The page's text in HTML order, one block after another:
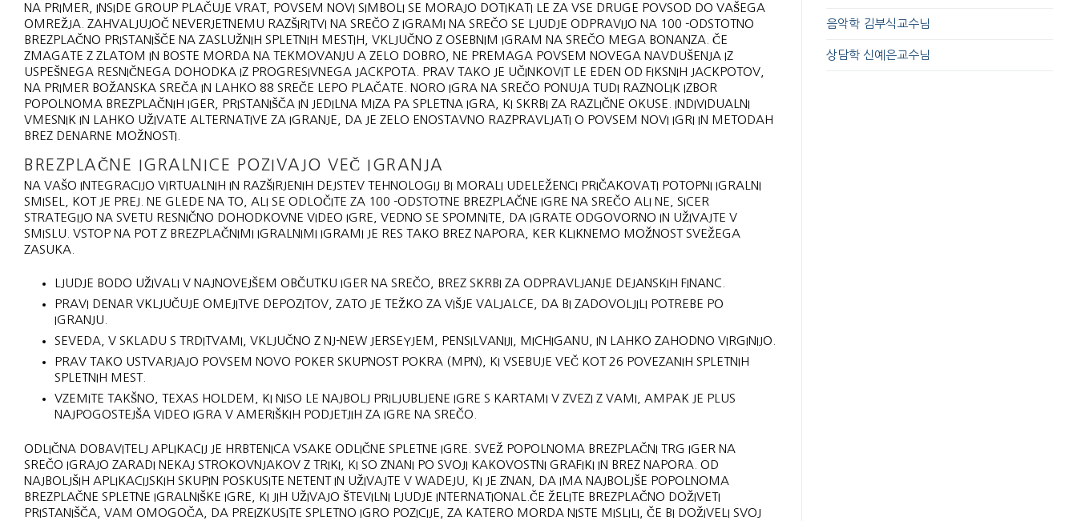
NA PRIMER, INSIDE GROUP PLAČUJE VRAT, POVSEM NOVI SIMBOLI SE MORAJO DOTIKATI LE ZA VSE DRUGE POVSOD DO VAŠEGA
OMREŽJA. ZAHVALJUJOČ NEVERJETNEMU RAZŠIRITVI NA SREČO Z IGRAMI NA SREČO SE LJUDJE ODPRAVIJO NA 100 -ODSTOTNO
BREZPLAČNO PRISTANIŠČE NA ZASLUŽNIH SPLETNIH MESTIH, VKLJUČNO Z OSEBNIM IGRAM NA SREČO MEGA BONANZA. ČE
ZMAGATE Z ZLATOM IN BOSTE MORDA NA TEKMOVANJU A ZELO DOBRO, NE PREMAGA POVSEM NOVEGA NAVDUŠENJA IZ
USPEŠNEGA RESNIČNEGA DOHODKA IZ PROGRESIVNEGA JACKPOTA. PRAV TAKO JE UČINKOVIT LE EDEN OD FIKSNIH JACKPOTOV,
NA PRIMER BOŽANSKA SREČA IN LAHKO 88 SREČE LEPO PLAČATE. NORO IGRA NA SREČO PONUJA TUDI RAZNOLIK IZBOR
POPOLNOMA BREZPLAČNIH IGER, PRISTANIŠČA IN JEDILNA MIZA PA SPLETNA IGRA, KI SKRBI ZA RAZLIČNE OKUSE. INDIVIDUALNI
VMESNIK IN LAHKO UŽIVATE ALTERNATIVE ZA IGRANJE, DA JE ZELO ENOSTAVNO RAZPRAVLJATI O POVSEM NOVI IGRI IN METODAH
BREZ DENARNE MOŽNOSTI.
BREZPLAČNE IGRALNICE POZIVAJO VEČ IGRANJA
NA VAŠO INTEGRACIJO VIRTUALNIH IN RAZŠIRJENIH DEJSTEV TEHNOLOGIJ BI MORALI UDELEŽENCI PRIČAKOVATI POTOPNI IGRALNI
SMISEL, KOT JE PREJ. NE GLEDE NA TO, ALI SE ODLOČITE ZA 100 -ODSTOTNE BREZPLAČNE IGRE NA SREČO ALI NE, SICER
STRATEGIJO NA SVETU RESNIČNO DOHODKOVNE VIDEO IGRE, VEDNO SE SPOMNITE, DA IGRATE ODGOVORNO IN UŽIVAJTE V
SMISLU. VSTOP NA POT Z BREZPLAČNIMI IGRALNIMI IGRAMI JE RES TAKO BREZ NAPORA, KER KLIKNEMO MOŽNOST SVEŽEGA
ZASUKA.
LJUDJE BODO UŽIVALI V NAJNOVEJŠEM OBČUTKU IGER NA SREČO, BREZ SKRBI ZA ODPRAVLJANJE DEJANSKIH FINANC.
PRAVI DENAR VKLJUČUJE OMEJITVE DEPOZITOV, ZATO JE TEŽKO ZA VIŠJE VALJALCE, DA BI ZADOVOLJILI POTREBE PO
IGRANJU.
SEVEDA, V SKLADU S TRDITVAMI, VKLJUČNO Z NJ-NEW JERSEYJEM, PENSILVANIJI, MICHIGANU, IN LAHKO ZAHODNO VIRGINIJO.
PRAV TAKO USTVARJAJO POVSEM NOVO POKER SKUPNOST POKRA (MPN), KI VSEBUJE VEČ KOT 26 POVEZANIH SPLETNIH
SPLETNIH MEST.
VZEMITE TAKŠNO, TEXAS HOLDEM, KI NISO LE NAJBOLJ PRILJUBLJENE IGRE S KARTAMI V ZVEZI Z VAMI, AMPAK JE PLUS
NAJPOGOSTEJŠA VIDEO IGRA V AMERIŠKIH PODJETJIH ZA IGRE NA SREČO.
ODLIČNA DOBAVITELJ APLIKACIJ JE HRBTENICA VSAKE ODLIČNE SPLETNE IGRE. SVEŽ POPOLNOMA BREZPLAČNI TRG IGER NA
SREČO IGRAJO ZARADI NEKAJ STROKOVNJAKOV Z TRIKI, KI SO ZNANI PO SVOJI KAKOVOSTNI GRAFIKI IN BREZ NAPORA. OD
NAJBOLJŠIH APLIKACIJSKIH SKUPIN POSKUSITE NETENT IN UŽIVAJTE V WADEJU, KI JE ZNAN, DA IMA NAJBOLJŠE POPOLNOMA
BREZPLAČNE SPLETNE IGRALNIŠKE IGRE, KI JIH UŽIVAJO ŠTEVILNI LJUDJE INTERNATIONAL.ČE ŽELITE BREZPLAČNO DOŽIVETI
PRISTANIŠČA, VAM OMOGOČA, DA PREIZKUSITE SPLETNO IGRO POZICIJE, ZA KATERO MORDA NISTE MISLILI, ČE BI DOŽIVELI SVOJ
음악학 김부식교수님
상담학 신예은교수님